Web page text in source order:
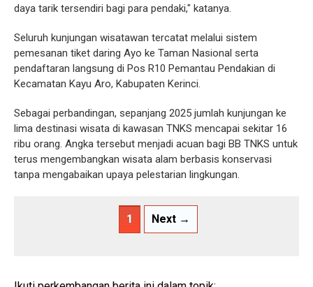
daya tarik tersendiri bagi para pendaki," katanya.
Seluruh kunjungan wisatawan tercatat melalui sistem
pemesanan tiket daring Ayo ke Taman Nasional serta
pendaftaran langsung di Pos R10 Pemantau Pendakian di
Kecamatan Kayu Aro, Kabupaten Kerinci.
Sebagai perbandingan, sepanjang 2025 jumlah kunjungan ke
lima destinasi wisata di kawasan TNKS mencapai sekitar 16
ribu orang. Angka tersebut menjadi acuan bagi BB TNKS untuk
terus mengembangkan wisata alam berbasis konservasi
tanpa mengabaikan upaya pelestarian lingkungan.
1 Next →